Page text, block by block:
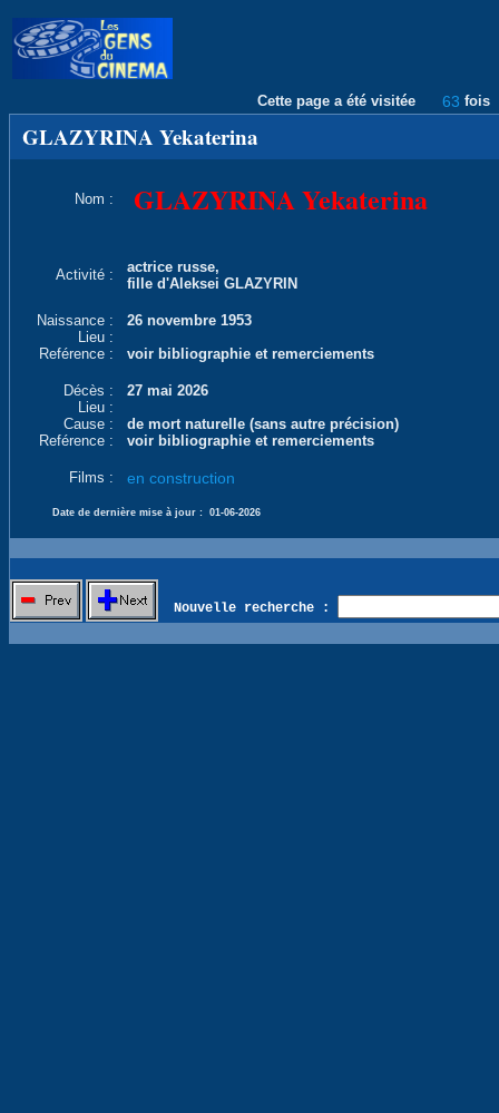
Cette page a été visitée 63 fois
GLAZYRINA Yekaterina
Nom : GLAZYRINA Yekaterina
Activité :
actrice russe,
fille d'Aleksei GLAZYRIN
Naissance :
26 novembre 1953
Lieu :
Reférence :
voir bibliographie et remerciements
Décès :
27 mai 2026
Lieu :
Cause :
de mort naturelle (sans autre précision)
Reférence :
voir bibliographie et remerciements
Films : en construction
Date de dernière mise à jour : 01-06-2026
Nouvelle recherche :